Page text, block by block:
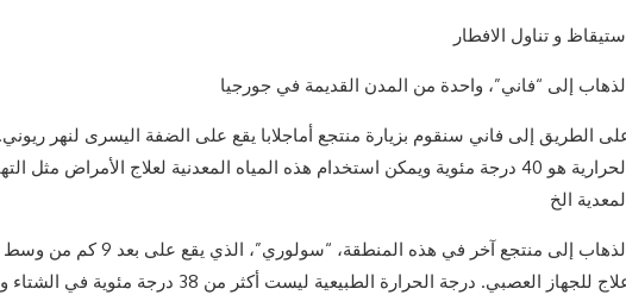
و تناول الافطار
إلى “فاني”، واحدة من المدن القديمة في جورجيا
الطريق إلى فاني سنقوم بزيارة منتجع أماجلابا يقع على الضفة اليسرى لنهر ريوني.
الحرارية هو 40 درجة مئوية ويمكن استخدام هذه المياه المعدنية لعلاج الأمراض
الخ
الذهاب إلى منتجع آخر في هذه
علاج للجهاز العصبي. درجة الحرارة الطبيعية